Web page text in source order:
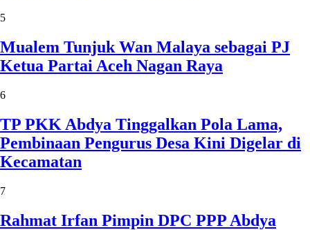
5
Mualem Tunjuk Wan Malaya sebagai PJ
Ketua Partai Aceh Nagan Raya
6
TP PKK Abdya Tinggalkan Pola Lama,
Pembinaan Pengurus Desa Kini Digelar di
Kecamatan
7
Rahmat Irfan Pimpin DPC PPP Abdya